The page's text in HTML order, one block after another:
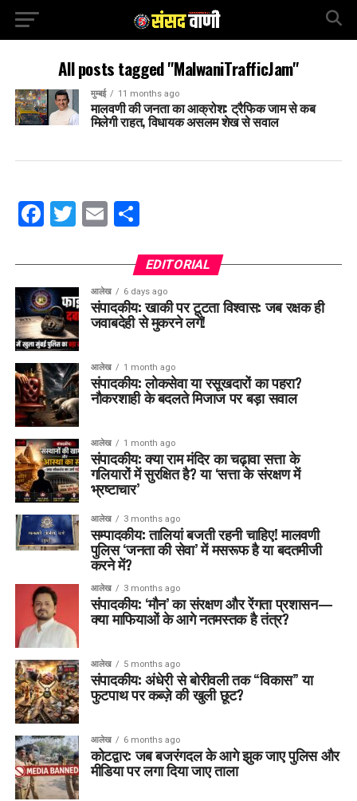
All posts tagged "MalwaniTrafficJam"
मुम्बई 11 months ago
मालवणी की जनता का आक्रोश: ट्रैफिक जाम से कब
मिलेगी राहत, विधायक असलम शेख से सवाल
Facebook
Twitter
EmailShare
EDITORIAL
आलेख 6 days ago
संपादकीय: खाकी पर टूटता विश्वास: जब रक्षक ही
जवाबदेही से मुकरने लगें!
आलेख 1 month ago
संपादकीय: लोकसेवा या रसूखदारों का पहरा?
नौकरशाही के बदलते मिजाज पर बड़ा सवाल
आलेख 1 month ago
संपादकीय: क्या राम मंदिर का चढ़ावा सत्ता के
गलियारों में सुरक्षित है? या ‘सत्ता के संरक्षण में
भ्रष्टाचार’
आलेख 3 months ago
सम्पादकीय: तालियां बजती रहनी चाहिए! मालवणी
पुलिस ‘जनता की सेवा’ में मसरूफ है या बदतमीजी
करने में?
आलेख 3 months ago
संपादकीय: ‘मौन’ का संरक्षण और रेंगता प्रशासन—
क्या माफियाओं के आगे नतमस्तक है तंत्र?
आलेख 5 months ago
संपादकीय: अंधेरी से बोरीवली तक “विकास” या
फुटपाथ पर कब्ज़े की खुली छूट?
आलेख 6 months ago
कोटद्वार: जब बजरंगदल के आगे झुक जाए पुलिस और
मीडिया पर लगा दिया जाए ताला